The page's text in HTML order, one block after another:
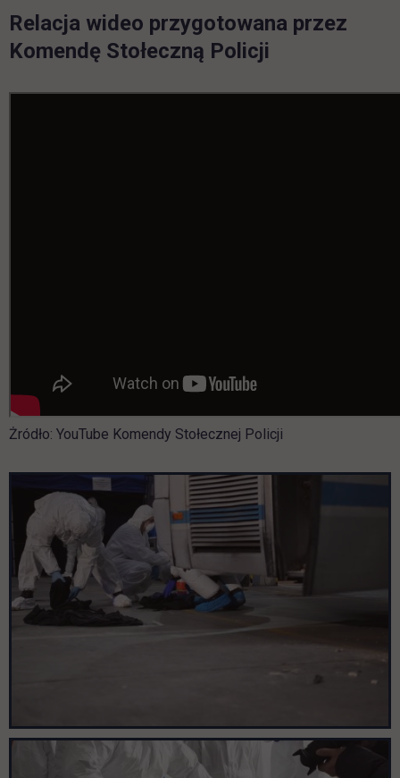
Relacja wideo przygotowana przez
Komendę Stołeczną Policji
Żródło: YouTube Komendy Stołecznej Policji
Pomiń galerię